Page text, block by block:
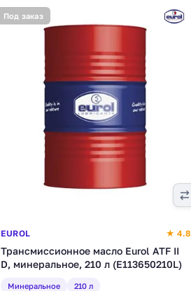
Под заказ
EUROL ★ 4.8
Трансмиссионное масло Eurol ATF II
D, минеральное, 210 л (E113650210L)
Минеральное 210 л